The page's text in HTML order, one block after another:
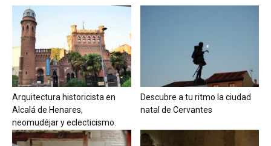
Arquitectura historicista en
Alcalá de Henares,
neomudéjar y eclecticismo.
Descubre a tu ritmo la ciudad
natal de Cervantes